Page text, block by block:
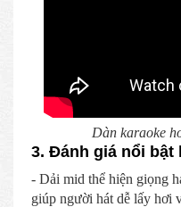
Dàn karaoke
3. Đánh giá nổi bật
- Dải mid thể hiện giọng
giúp người hát dễ lấy hơi